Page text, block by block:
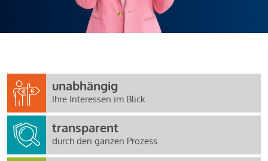
unabhängig
Ihre Interessen im Blick
transparent
durch den ganzen Prozess